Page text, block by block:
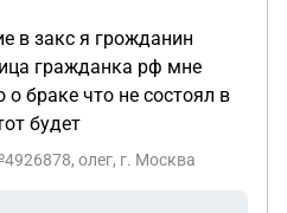
в закс я грожданин
гражданка рф мне
браке что не состоял в
будет
олег, г. Москва